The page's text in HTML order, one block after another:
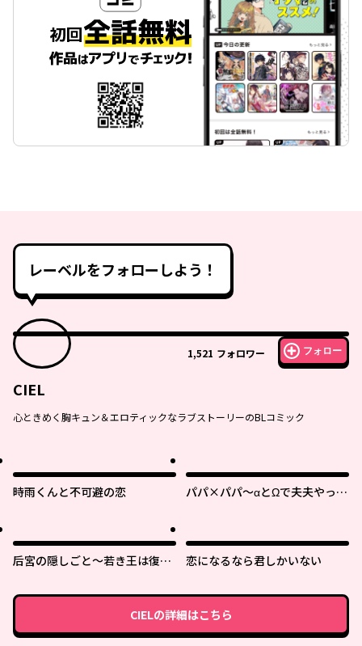
レーベルをフォローしよう！
1,521 フォロワー フォロー
CIEL
心ときめく胸キュン＆エロティックなラブストーリーのBLコミック
時雨くんと不可避の恋
パパ×パパ～αとΩで夫夫やって
后宮の隠しごと～若き王は復讐
恋になるなら君しかいない
CIELの詳細はこちら